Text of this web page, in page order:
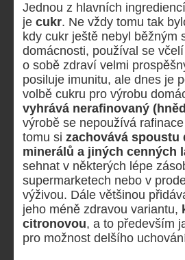
Jednou z hlavních
je cukr. Ne vždy tomu tak
kdy cukr ještě nebyl běžným
domácnosti, používal se
o sobě zdraví velmi
posiluje imunitu, ale dnes je
volbě cukru pro výrobu
vyhrává nerafinovaný
výrobě se nepoužívá
tomu si zachovává spoustu
minerálů a jiných cenných
sehnat v některých lépe
supermarketech nebo v
výživou. Dále většinou
jeho méně zdravou variantu,
citronovou, a to především
pro možnost delšího